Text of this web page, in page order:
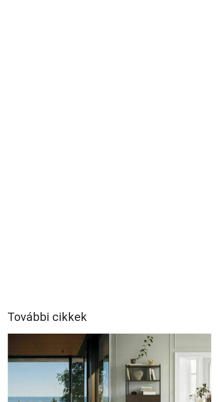
További cikkek